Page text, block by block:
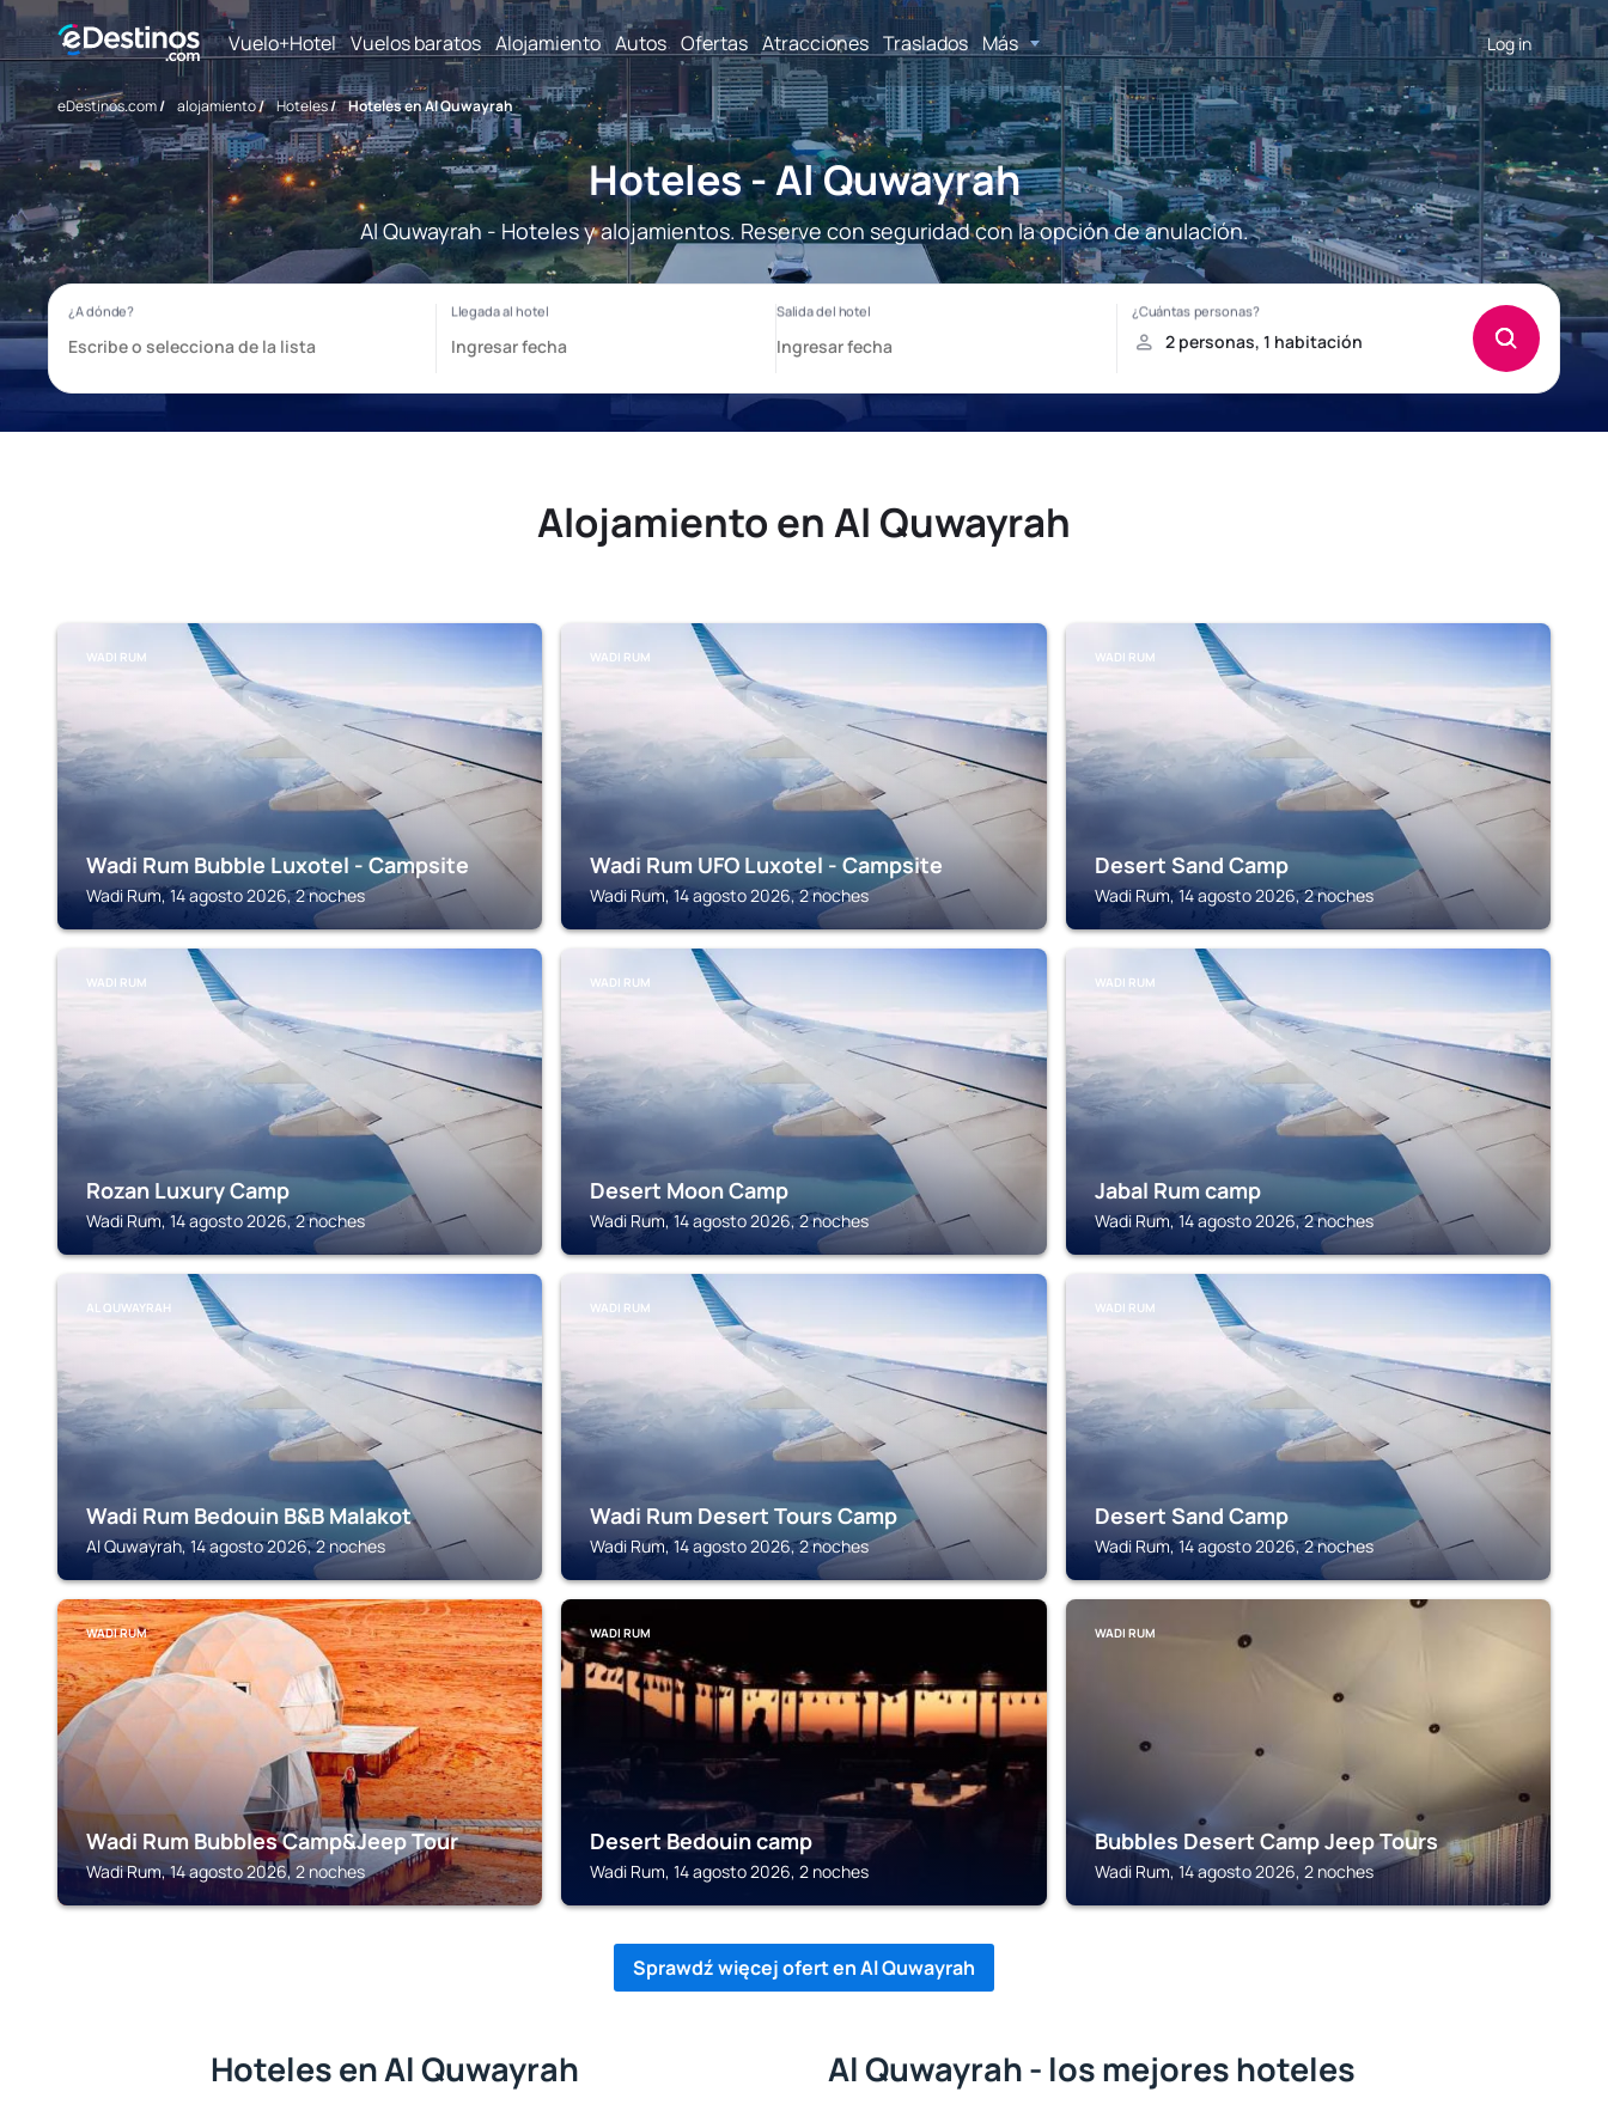
Vuelo+Hotel Vuelos baratos Alojamiento Autos Ofertas Atracciones Traslados Más Log in
eDestinos.com/ alojamiento/ Hoteles/ Hoteles en Al Quwayrah
Hoteles - Al Quwayrah
Al Quwayrah - Hoteles y alojamientos. Reserve con seguridad con la opción de anulación.
Alojamiento en Al Quwayrah
WADI RUM
Wadi Rum Bubble Luxotel - Campsite
Wadi Rum, 14 agosto 2026, 2 noches
WADI RUM
Wadi Rum UFO Luxotel - Campsite
Wadi Rum, 14 agosto 2026, 2 noches
WADI RUM
Desert Sand Camp
Wadi Rum, 14 agosto 2026, 2 noches
WADI RUM
Rozan Luxury Camp
Wadi Rum, 14 agosto 2026, 2 noches
WADI RUM
Desert Moon Camp
Wadi Rum, 14 agosto 2026, 2 noches
WADI RUM
Jabal Rum camp
Wadi Rum, 14 agosto 2026, 2 noches
AL QUWAYRAH
Wadi Rum Bedouin B&B Malakot
Al Quwayrah, 14 agosto 2026, 2 noches
WADI RUM
Wadi Rum Desert Tours Camp
Wadi Rum, 14 agosto 2026, 2 noches
WADI RUM
Desert Sand Camp
Wadi Rum, 14 agosto 2026, 2 noches
WADI RUM
Wadi Rum Bubbles Camp&Jeep Tour
Wadi Rum, 14 agosto 2026, 2 noches
WADI RUM
Desert Bedouin camp
Wadi Rum, 14 agosto 2026, 2 noches
WADI RUM
Bubbles Desert Camp Jeep Tours
Wadi Rum, 14 agosto 2026, 2 noches
Sprawdź więcej ofert en Al Quwayrah
Hoteles en Al Quwayrah Al Quwayrah - los mejores hoteles